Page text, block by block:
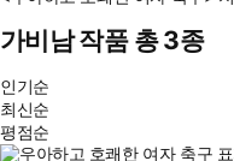
가비남 작품 총 3종
인기순
최신순
평점순